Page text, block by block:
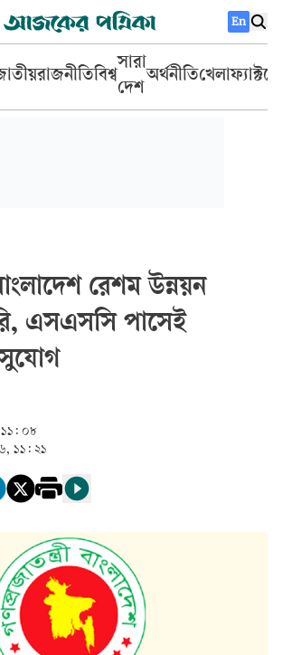
En
রাজনীতিবিশ্ব
সারা
দেশ
অর্থনীতিখেলা
রেশম উন্নয়ন
এসএসসি পাসেই
০৮
১১: ২১